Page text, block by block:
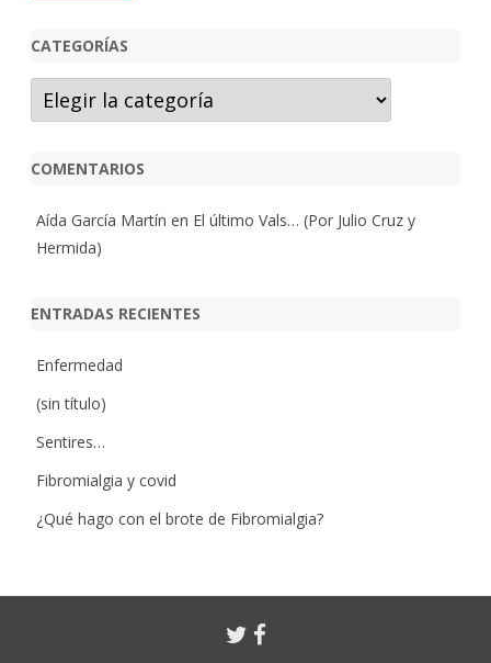
CATEGORÍAS
Categorías
COMENTARIOS
Aída García Martín en El último Vals… (Por Julio Cruz y
Hermida)
ENTRADAS RECIENTES
Enfermedad
(sin título)
Sentires…
Fibromialgia y covid
¿Qué hago con el brote de Fibromialgia?